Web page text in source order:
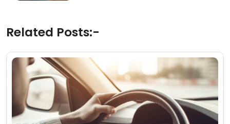
Related Posts:-